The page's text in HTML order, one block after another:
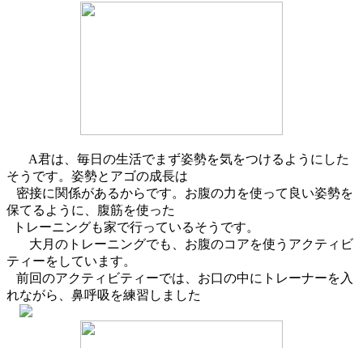
A君は、毎日の生活でまず姿勢を気をつけるようにした
そうです。姿勢とアゴの成長は
密接に関係があるからです。お腹の力を使って良い姿勢を
保てるように、腹筋を使った
トレーニングも家で行っているそうです。
大月のトレーニングでも、お腹のコアを使うアクティビ
ティーをしています。
前回のアクティビティーでは、お口の中にトレーナーを入
れながら、鼻呼吸を練習しました